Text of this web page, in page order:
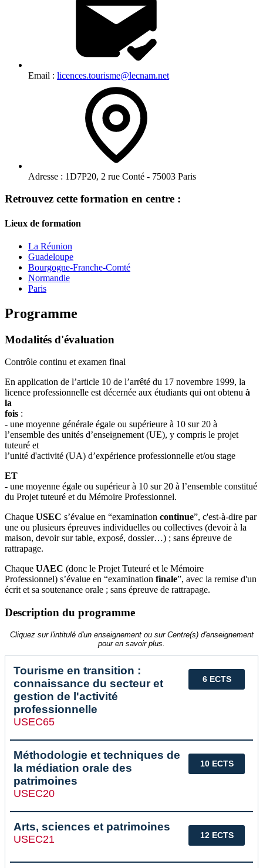
Email : licences.tourisme@lecnam.net
Adresse : 1D7P20, 2 rue Conté - 75003 Paris
Retrouvez cette formation en centre :
Lieux de formation
La Réunion
Guadeloupe
Bourgogne-Franche-Comté
Normandie
Paris
Programme
Modalités d'évaluation
Contrôle continu et examen final
En application de l’article 10 de l’arrêté du 17 novembre 1999, la
licence professionnelle est décernée aux étudiants qui ont obtenu à
la
fois :
- une moyenne générale égale ou supérieure à 10 sur 20 à
l’ensemble des unités d’enseignement (UE), y compris le projet
tuteuré et
l’unité d'activité (UA) d’expérience professionnelle et/ou stage
ET
- une moyenne égale ou supérieur à 10 sur 20 à l’ensemble constitué
du Projet tuteuré et du Mémoire Professionnel.
Chaque USEC s’évalue en “examination continue”, c'est-à-dire par
une ou plusieurs épreuves individuelles ou collectives (devoir à la
maison, devoir sur table, exposé, dossier…) ; sans épreuve de
rattrapage.
Chaque UAEC (donc le Projet Tuteuré et le Mémoire
Professionnel) s’évalue en “examination finale”, avec la remise d'un
écrit et sa soutenance orale ; sans épreuve de rattrapage.
Description du programme
Cliquez sur l'intitulé d'un enseignement ou sur Centre(s) d'enseignement
pour en savoir plus.
6 ECTS
Tourisme en transition :
connaissance du secteur et
gestion de l'activité
professionnelle
USEC65
10 ECTS
Méthodologie et techniques de
la médiation orale des
patrimoines
USEC20
12 ECTS
Arts, sciences et patrimoines
USEC21